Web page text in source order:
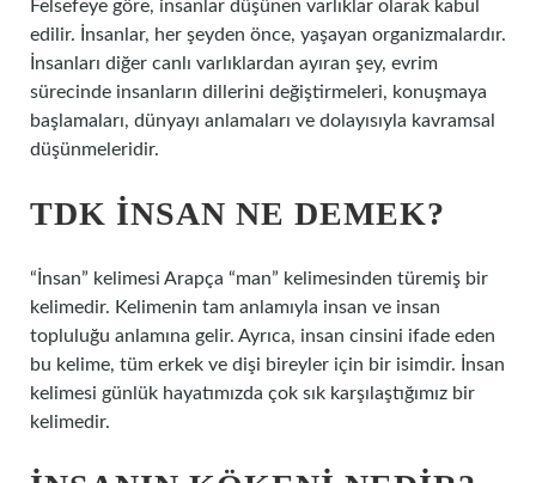
Felsefeye göre, insanlar düşünen varlıklar olarak kabul
edilir. İnsanlar, her şeyden önce, yaşayan organizmalardır.
İnsanları diğer canlı varlıklardan ayıran şey, evrim
sürecinde insanların dillerini değiştirmeleri, konuşmaya
başlamaları, dünyayı anlamaları ve dolayısıyla kavramsal
düşünmeleridir.
TDK INSAN NE DEMEK?
“İnsan” kelimesi Arapça “man” kelimesinden türemiş bir
kelimedir. Kelimenin tam anlamıyla insan ve insan
topluluğu anlamına gelir. Ayrıca, insan cinsini ifade eden
bu kelime, tüm erkek ve dişi bireyler için bir isimdir. İnsan
kelimesi günlük hayatımızda çok sık karşılaştığımız bir
kelimedir.